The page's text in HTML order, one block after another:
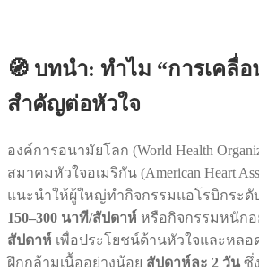
🧭 บทนำ: ทำไม “การเคลื่อ
สำคัญต่อหัวใจ
องค์การอนามัยโลก (World Health
สมาคมหัวใจอเมริกัน (American Heart
แนะนำให้ผู้ใหญ่ทำกิจกรรมแอโรบิกระดั
150–300 นาที/สัปดาห์ หรือกิจกรรมหนักอ
สัปดาห์ เพื่อประโยชน์ด้านหัวใจและหลอ
ฝึกกล้ามเนื้ออย่างน้อย สัปดาห์ละ 2 วัน ซึ่